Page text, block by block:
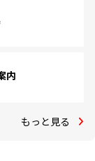
内
もっと見る